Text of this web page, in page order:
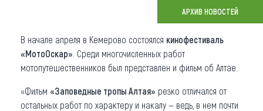
Что привезти (сувениры)
О регионе
Коллекция впечатлений
АРХИВ НОВОСТЕЙ
В начале апреля в Кемерово состоялся кинофестиваль
«МотоОскар» . Среди многочисленных работ
мотопутешественников был представлен и фильм об Алтае.
«Фильм «Заповедные тропы Алтая» резко отличался от
остальных работ по характеру и накалу — ведь, в нем почти